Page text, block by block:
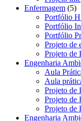
Enfermagem 55
Portfólio
Portfólio
Portfólio
Projeto de
Projeto de
Engenharia
Aula
Aula
Projeto de
Projeto de
Projeto de
Engenharia